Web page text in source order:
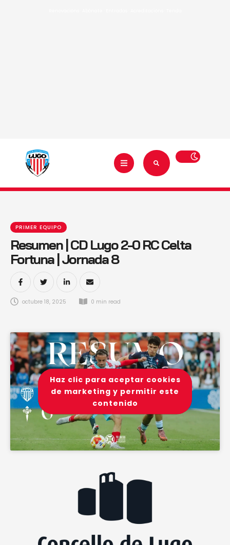
PRIMER EQUIPO
Resumen | CD Lugo 2-0 RC Celta
Fortuna | Jornada 8
octubre 18, 2025 0 min read
Haz clic para aceptar cookies
de marketing y permitir este
contenido